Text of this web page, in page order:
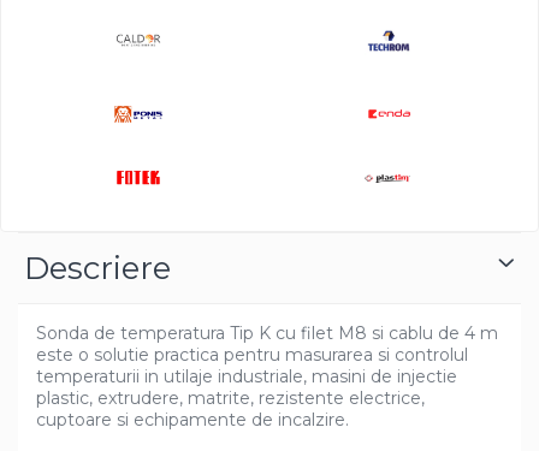
Descriere
Sonda de temperatura Tip K cu filet M8 si cablu de 4 m
este o solutie practica pentru masurarea si controlul
temperaturii in utilaje industriale, masini de injectie
plastic, extrudere, matrite, rezistente electrice,
cuptoare si echipamente de incalzire.